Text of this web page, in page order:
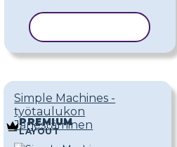
Simple Machines -
työtaulukon
Järjestäminen
PREMIUM
LAYOUT